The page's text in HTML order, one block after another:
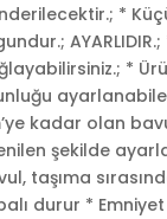
*
*
kadar olan
şekilde
taşıma
durur *